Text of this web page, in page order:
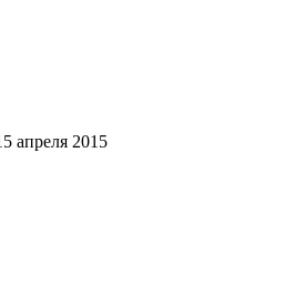
апреля 2015